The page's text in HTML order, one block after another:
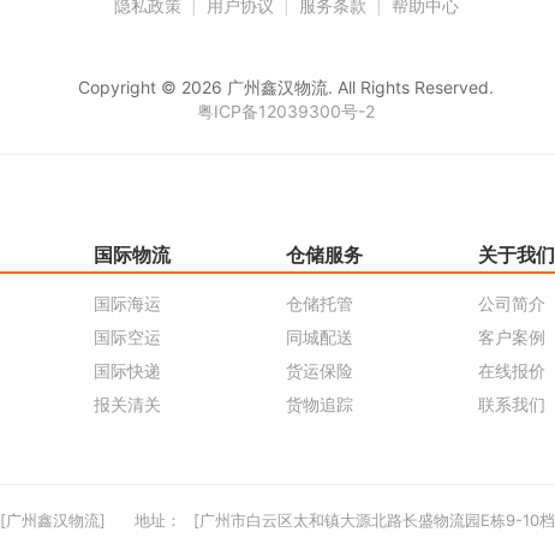
隐私政策 用户协议 服务条款 帮助中心
Copyright © 2026 广州鑫汉物流. All Rights Reserved.
粤ICP备12039300号-2
国际物流
国际海运
国际空运
国际快递
报关清关
仓储服务
仓储托管
同城配送
货运保险
货物追踪
关于我们
公司简介
客户案例
在线报价
联系我们
[广州鑫汉物流] 地址： [广州市白云区太和镇大源北路长盛物流园E栋9-10